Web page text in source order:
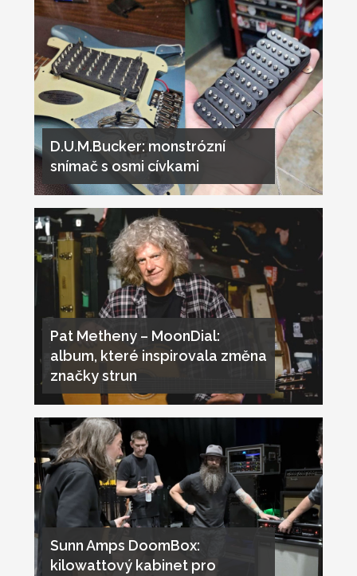
D.U.M.Bucker: monstrózní
snímač s osmi cívkami
Pat Metheny – MoonDial:
album, které inspirovala změna
značky strun
Sunn Amps DoomBox:
kilowattový kabinet pro